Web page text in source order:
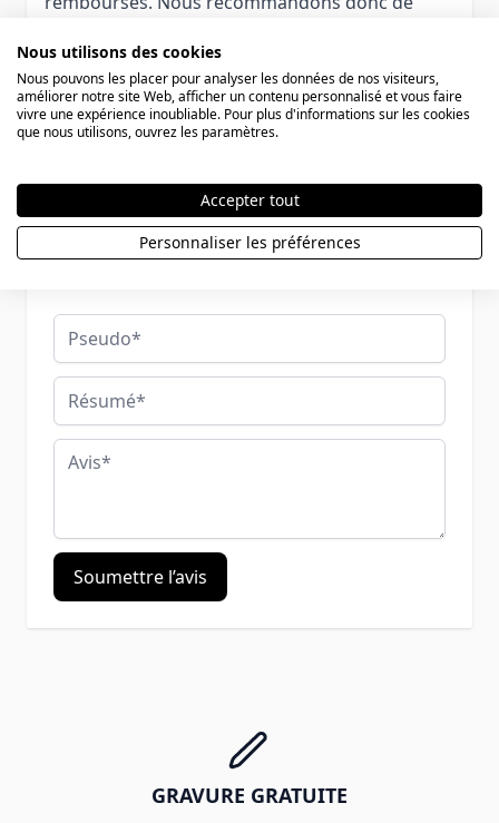
la commande.
Alliances acier personnalisées - 1456
Pseudo
Résumé
Avis
Soumettre l’avis
GRAVURE GRATUITE
Nous utilisons des cookies
Nous pouvons les placer pour analyser les données de nos visiteurs,
améliorer notre site Web, afficher un contenu personnalisé et vous faire
vivre une expérience inoubliable. Pour plus d'informations sur les cookies
que nous utilisons, ouvrez les paramètres.
Accepter tout
Personnaliser les préférences